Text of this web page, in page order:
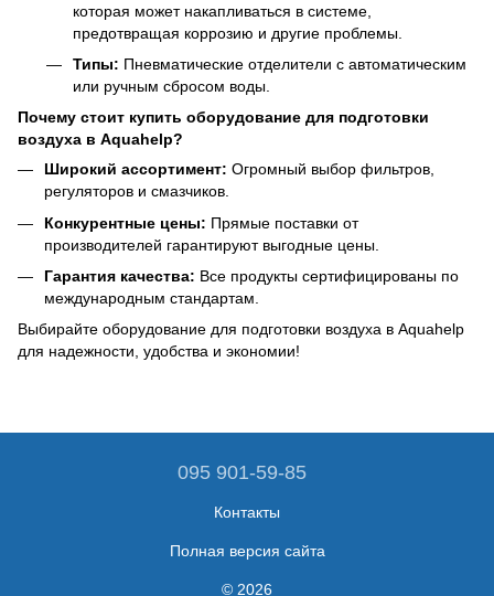
которая может накапливаться в системе,
предотвращая коррозию и другие проблемы.
Типы: Пневматические отделители с автоматическим
или ручным сбросом воды.
Почему стоит купить оборудование для подготовки
воздуха в Aquahelp?
Широкий ассортимент: Огромный выбор фильтров,
регуляторов и смазчиков.
Конкурентные цены: Прямые поставки от
производителей гарантируют выгодные цены.
Гарантия качества: Все продукты сертифицированы по
международным стандартам.
Выбирайте оборудование для подготовки воздуха в Aquahelp
для надежности, удобства и экономии!
095 901-59-85
Контакты
Полная версия сайта
© 2026